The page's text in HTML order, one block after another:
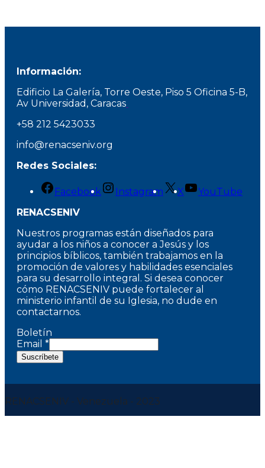
Información:
Edificio La Galería, Torre Oeste, Piso 5 Oficina 5-B,
Av Universidad, Caracas
+58 212 5423033
info@renacseniv.org
Redes Sociales:
Facebook Instagram X
YouTube
RENACSENIV
Nuestros programas están diseñados para
ayudar a los niños a conocer a Jesús y los
principios bíblicos, también trabajamos en la
promoción de valores y habilidades esenciales
para su desarrollo integral. Si desea conocer
cómo RENACSENIV puede fortalecer al
ministerio infantil de su Iglesia, no dude en
contactarnos.
Boletín
Email *
Suscríbete
RENACSENIV - Venezuela - 2023